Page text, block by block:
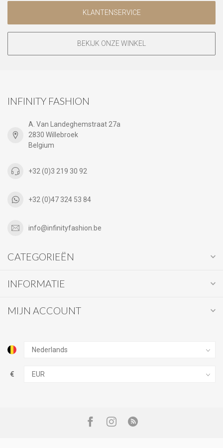
KLANTENSERVICE
BEKIJK ONZE WINKEL
INFINITY FASHION
A. Van Landeghemstraat 27a
2830 Willebroek
Belgium
+32 (0)3 219 30 92
+32 (0)47 324 53 84
info@infinityfashion.be
CATEGORIEËN
INFORMATIE
MIJN ACCOUNT
€